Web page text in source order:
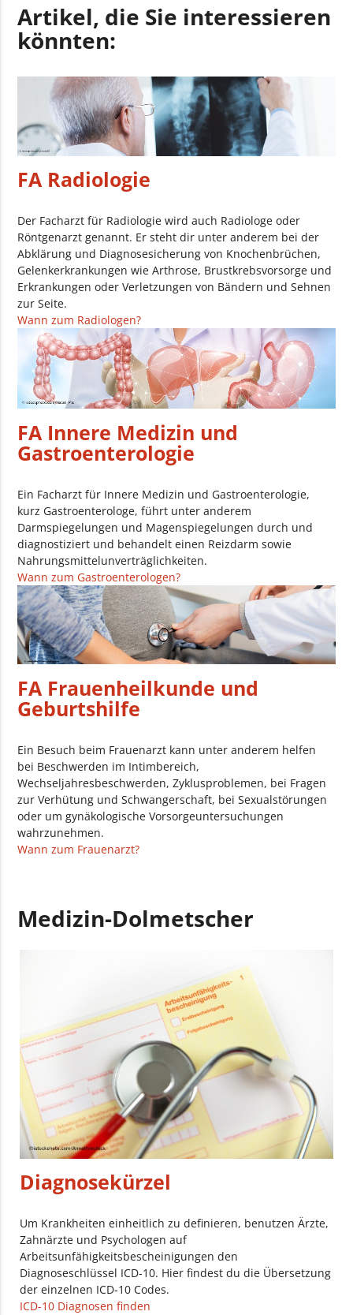
Artikel, die Sie interessieren
könnten:
FA Radiologie
Der Facharzt für Radiologie wird auch Radiologe oder
Röntgenarzt genannt. Er steht dir unter anderem bei der
Abklärung und Diagnosesicherung von Knochenbrüchen,
Gelenkerkrankungen wie Arthrose, Brustkrebsvorsorge und
Erkrankungen oder Verletzungen von Bändern und Sehnen
zur Seite.
Wann zum Radiologen?
FA Innere Medizin und
Gastroenterologie
Ein Facharzt für Innere Medizin und Gastroenterologie,
kurz Gastroenterologe, führt unter anderem
Darmspiegelungen und Magenspiegelungen durch und
diagnostiziert und behandelt einen Reizdarm sowie
Nahrungsmittelunverträglichkeiten.
Wann zum Gastroenterologen?
FA Frauenheilkunde und
Geburtshilfe
Ein Besuch beim Frauenarzt kann unter anderem helfen
bei Beschwerden im Intimbereich,
Wechseljahresbeschwerden, Zyklusproblemen, bei Fragen
zur Verhütung und Schwangerschaft, bei Sexualstörungen
oder um gynäkologische Vorsorgeuntersuchungen
wahrzunehmen.
Wann zum Frauenarzt?
Medizin-Dolmetscher
Diagnosekürzel
Um Krankheiten einheitlich zu definieren, benutzen Ärzte,
Zahnärzte und Psychologen auf
Arbeitsunfähigkeitsbescheinigungen den
Diagnoseschlüssel ICD-10. Hier findest du die Übersetzung
der einzelnen ICD-10 Codes.
ICD-10 Diagnosen finden